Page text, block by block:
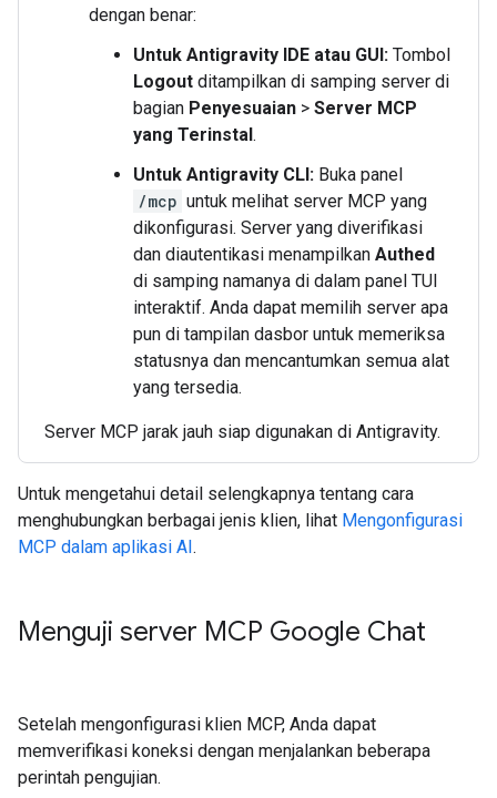
dengan benar:
Untuk Antigravity IDE atau GUI: Tombol
Logout ditampilkan di samping server di
bagian Penyesuaian > Server MCP
yang Terinstal.
Untuk Antigravity CLI: Buka panel
/mcp untuk melihat server MCP yang
dikonfigurasi. Server yang diverifikasi
dan diautentikasi menampilkan Authed
di samping namanya di dalam panel TUI
interaktif. Anda dapat memilih server apa
pun di tampilan dasbor untuk memeriksa
statusnya dan mencantumkan semua alat
yang tersedia.
Server MCP jarak jauh siap digunakan di Antigravity.
Untuk mengetahui detail selengkapnya tentang cara
menghubungkan berbagai jenis klien, lihat Mengonfigurasi
MCP dalam aplikasi AI.
Menguji server MCP Google Chat
Setelah mengonfigurasi klien MCP, Anda dapat
memverifikasi koneksi dengan menjalankan beberapa
perintah pengujian.